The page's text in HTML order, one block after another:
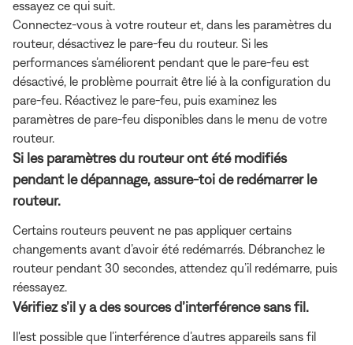
essayez ce qui suit.
Connectez-vous à votre routeur et, dans les paramètres du
routeur, désactivez le pare-feu du routeur. Si les
performances s’améliorent pendant que le pare-feu est
désactivé, le problème pourrait être lié à la configuration du
pare-feu. Réactivez le pare-feu, puis examinez les
paramètres de pare-feu disponibles dans le menu de votre
routeur.
Si les paramètres du routeur ont été modifiés
pendant le dépannage, assure-toi de redémarrer le
routeur.
Certains routeurs peuvent ne pas appliquer certains
changements avant d’avoir été redémarrés. Débranchez le
routeur pendant 30 secondes, attendez qu’il redémarre, puis
réessayez.
Vérifiez s’il y a des sources d’interférence sans fil.
Il'est possible que l’interférence d’autres appareils sans fil